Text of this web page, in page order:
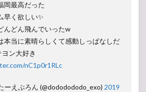
岡最高だった
早く欲しい✨
んどん飛んでいったw
本当に素晴らしくて感動しっぱなしだ
ン大好き
nC1p0r1RLc
ーえぷろん (@dododododo_exo) 2019